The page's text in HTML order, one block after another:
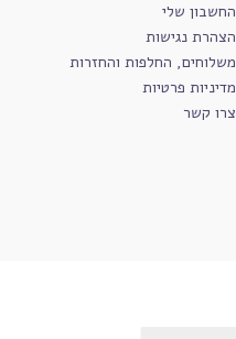
החשבון שלי
הצהרת נגישות
משלוחים, החלפות והחזרות
מדיניות פרטיות
צרו קשר